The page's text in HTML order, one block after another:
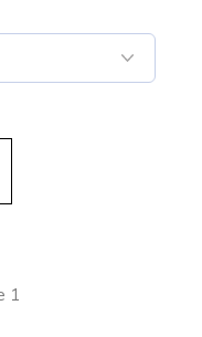
Principal 25-26
1